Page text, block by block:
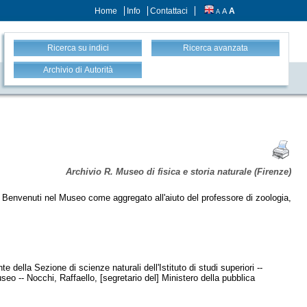
Home Info Contattaci A A A
Ricerca su indici Ricerca avanzata
Archivio di Autorità